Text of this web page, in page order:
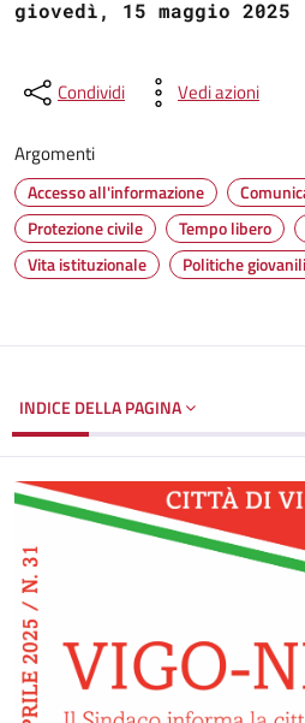
giovedì, 15 maggio 2025
Condividi Vedi azioni
Argomenti
Accesso all'informazione
Protezione civile
Tempo libero
Vita istituzionale
Politiche giovanili
INDICE DELLA PAGINA